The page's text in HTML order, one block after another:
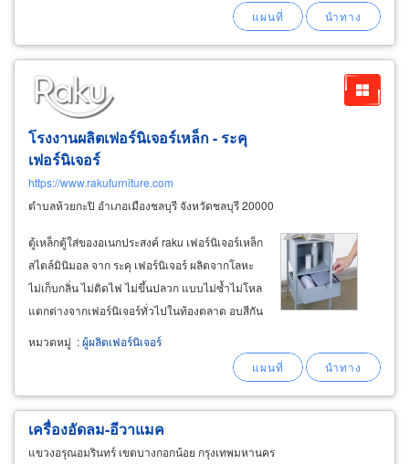
โรงงานผลิตเฟอร์นิเจอร์เหล็ก - ระคุ
เฟอร์นิเจอร์
https://www.rakufurniture.com
ตำบลห้วยกะปิ อำเภอเมืองชลบุรี จังหวัดชลบุรี 20000
ตู้เหล็กตู้ใส่ของอเนกประสงค์ raku เฟอร์นิเจอร์เหล็ก
สไตล์มินิมอล จาก ระคุ เฟอร์นิเจอร์ ผลิตจากโลหะ
ไม่เก็บกลิ่น ไม่ติดไฟ ไม่ขึ้นปลวก แบบไม่ซ้ำไม่โหล
แตกต่างจากเฟอร์นิเจอร์ทั่วไปในท้องตลาด อบสีกัน
รอยขีดข่วน แข็งแรง น้ำหนักเบา เคลื่อนย้ายสะดวก
ทำความสะอาดง่าย ใช้จัดเก็บของให้เป็นระเบียบ
หมวดหมู่ :ผู้ผลิตเฟอร์นิเจอร์
เครื่องอัดลม-อีวาแมค
แขวงอรุณอมรินทร์ เขตบางกอกน้อย กรุงเทพมหานคร